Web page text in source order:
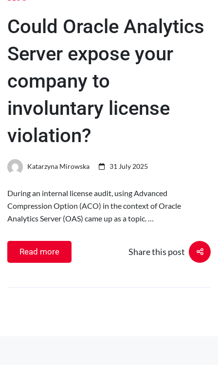
Could Oracle Analytics
Server expose your
company to
involuntary license
violation?
Katarzyna Mirowska 31 July 2025
During an internal license audit, using Advanced
Compression Option (ACO) in the context of Oracle
Analytics Server (OAS) came up as a topic. …
Read more Share this post